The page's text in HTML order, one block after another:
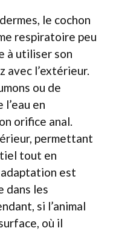
le cochon
respiratoire peu
à utiliser son
avec l’extérieur.
ou de
en
orifice anal.
permettant
tout en
est
dans les
si l’animal
où il